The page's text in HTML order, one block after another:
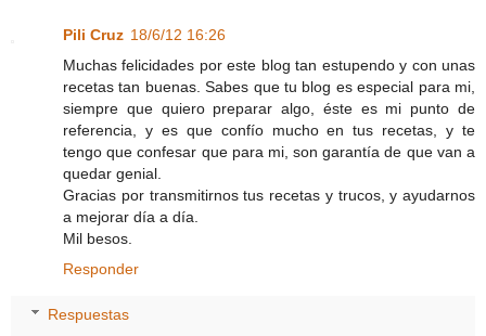
Pili Cruz 18/6/12 16:26
Muchas felicidades por este blog tan estupendo y con unas
recetas tan buenas. Sabes que tu blog es especial para mi,
siempre que quiero preparar algo, éste es mi punto de
referencia, y es que confío mucho en tus recetas, y te
tengo que confesar que para mi, son garantía de que van a
quedar genial.
Gracias por transmitirnos tus recetas y trucos, y ayudarnos
a mejorar día a día.
Mil besos.
Responder
Respuestas